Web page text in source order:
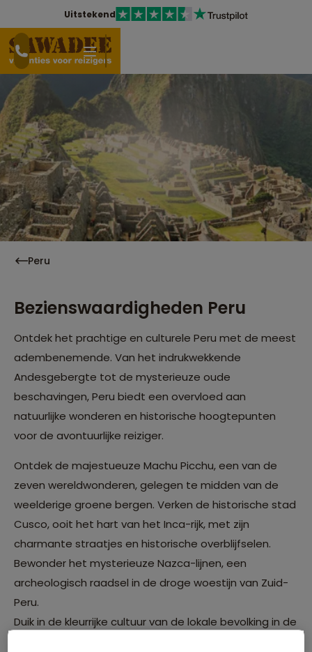
Uitstekend
Peru
Bezienswaardigheden Peru
Ontdek het prachtige en culturele Peru met de meest
adembenemende. Van het indrukwekkende
Andesgebergte tot de mysterieuze oude
beschavingen, Peru biedt een overvloed aan
natuurlijke wonderen en historische hoogtepunten
voor de avontuurlijke reiziger.
Ontdek de majestueuze Machu Picchu, een van de
zeven wereldwonderen, gelegen te midden van de
weelderige groene bergen. Verken de historische stad
Cusco, ooit het hart van het Inca-rijk, met zijn
charmante straatjes en historische overblijfselen.
Bewonder het mysterieuze Nazca-lijnen, een
archeologisch raadsel in de droge woestijn van Zuid-
Peru.
Duik in de kleurrijke cultuur van de lokale bevolking in de